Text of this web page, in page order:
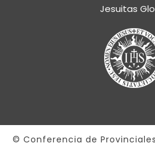
Jesuitas
© Conferencia de